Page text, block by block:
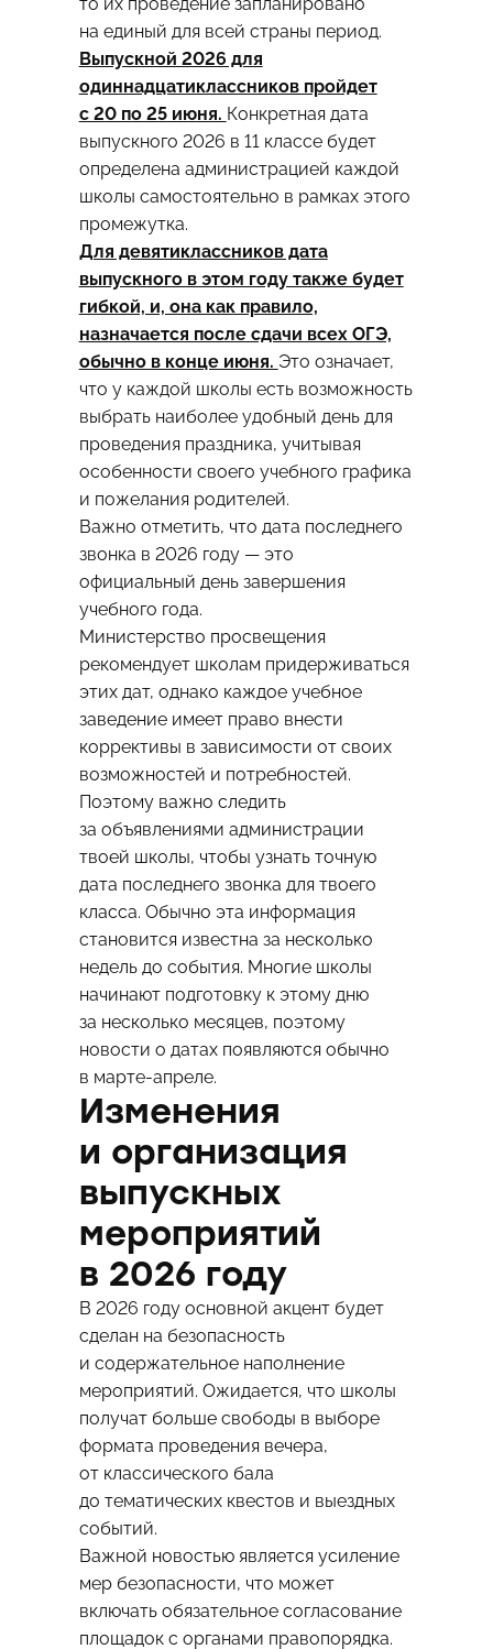
на единый для всей страны период.
Выпускной 2026 для
одиннадцатиклассников пройдет
с 20 по 25 июня. Конкретная дата
выпускного 2026 в 11 классе будет
определена администрацией каждой
школы самостоятельно в рамках этого
промежутка.
Для девятиклассников дата
выпускного в этом году также будет
гибкой, и, она как правило,
назначается после сдачи всех ОГЭ,
обычно в конце июня. Это означает,
что у каждой школы есть возможность
выбрать наиболее удобный день для
проведения праздника, учитывая
особенности своего учебного графика
и пожелания родителей.
Важно отметить, что дата последнего
звонка в 2026 году — это
официальный день завершения
учебного года.
Министерство просвещения
рекомендует школам придерживаться
этих дат, однако каждое учебное
заведение имеет право внести
коррективы в зависимости от своих
возможностей и потребностей.
Поэтому важно следить
за объявлениями администрации
твоей школы, чтобы узнать точную
дата последнего звонка для твоего
класса. Обычно эта информация
становится известна за несколько
недель до события. Многие школы
начинают подготовку к этому дню
за несколько месяцев, поэтому
новости о датах появляются обычно
в марте-апреле.
Изменения
и организация
выпускных
мероприятий
в 2026 году
В 2026 году основной акцент будет
сделан на безопасность
и содержательное наполнение
мероприятий. Ожидается, что школы
получат больше свободы в выборе
формата проведения вечера,
от классического бала
до тематических квестов и выездных
событий.
Важной новостью является усиление
мер безопасности, что может
включать обязательное согласование
площадок с органами правопорядка.